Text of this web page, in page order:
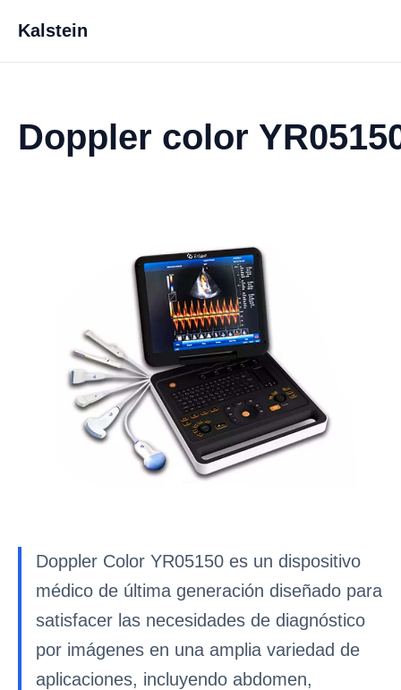
Kalstein
Doppler color
Doppler Color YR05150 es un dispositivo
médico de última generación diseñado para
satisfacer las necesidades de diagnóstico
por imágenes en una amplia variedad de
aplicaciones, incluyendo abdomen,